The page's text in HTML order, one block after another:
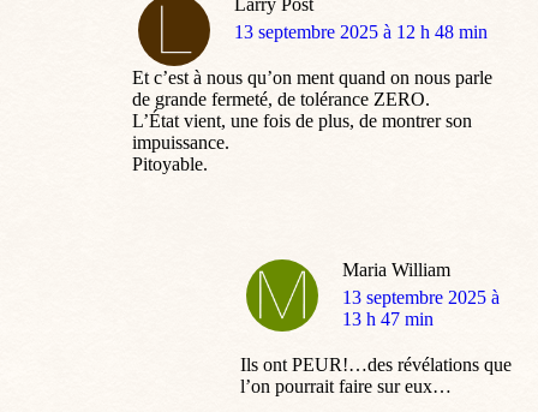
Larry Post
dit
13 septembre 2025 à 12 h 48 min
Et c’est à nous qu’on ment quand on nous parle
de grande fermeté, de tolérance ZERO.
L’État vient, une fois de plus, de montrer son
impuissance.
Pitoyable.
Maria William
dit
:
13 septembre 2025 à
13 h 47 min
Ils ont PEUR!…des révélations que
l’on pourrait faire sur eux…